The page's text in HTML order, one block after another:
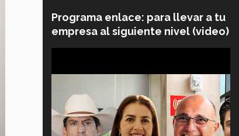
Programa enlace: para llevar a tu
empresa al siguiente nivel (video)